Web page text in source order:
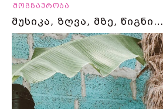
მოგზაურობა
მუსიკა, ზღვა, მზე, წიგნი…